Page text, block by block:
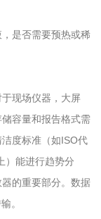
是否需要预热或稀
现场仪器，大屏
容量和报告格式需
度标准（如ISO代
）能进行趋势分
的重要部分。数据
。